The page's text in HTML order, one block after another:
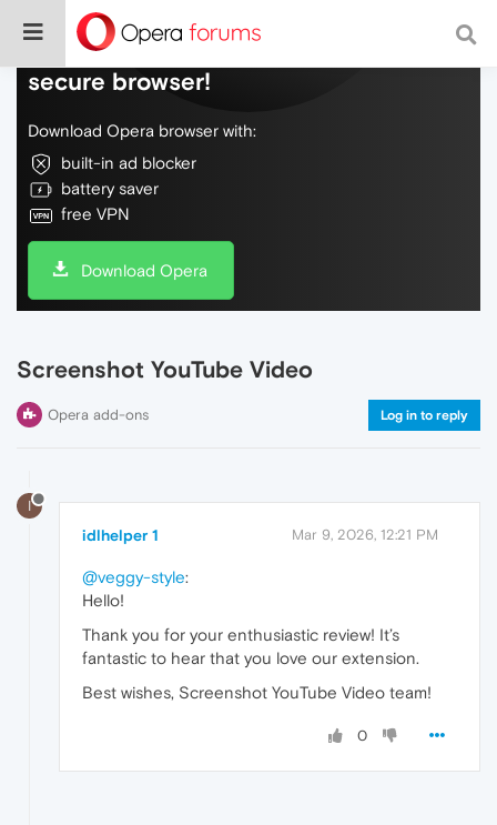
Do more on the web, with a fast and
secure browser!
Download Opera browser with:
built-in ad blocker
battery saver
free VPN
Download Opera
Screenshot YouTube Video
Opera add-ons Log in to reply
I
idlhelper 1 Mar 9, 2026, 12:21 PM
@veggy-style:
Hello!
Thank you for your enthusiastic review! It’s
fantastic to hear that you love our extension.
Best wishes, Screenshot YouTube Video team!
0